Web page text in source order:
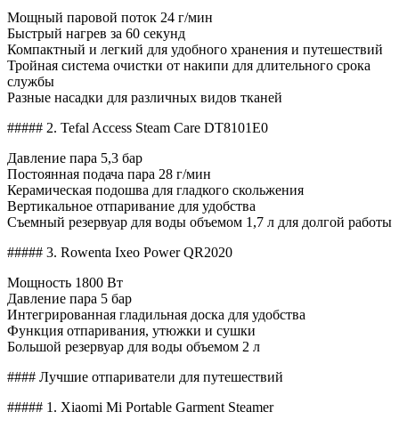
Мощный паровой поток 24 г/мин
Быстрый нагрев за 60 секунд
Компактный и легкий для удобного хранения и путешествий
Тройная система очистки от накипи для длительного срока
службы
Разные насадки для различных видов тканей
##### 2. Tefal Access Steam Care DT8101E0
Давление пара 5,3 бар
Постоянная подача пара 28 г/мин
Керамическая подошва для гладкого скольжения
Вертикальное отпаривание для удобства
Съемный резервуар для воды объемом 1,7 л для долгой работы
##### 3. Rowenta Ixeo Power QR2020
Мощность 1800 Вт
Давление пара 5 бар
Интегрированная гладильная доска для удобства
Функция отпаривания, утюжки и сушки
Большой резервуар для воды объемом 2 л
#### Лучшие отпариватели для путешествий
##### 1. Xiaomi Mi Portable Garment Steamer